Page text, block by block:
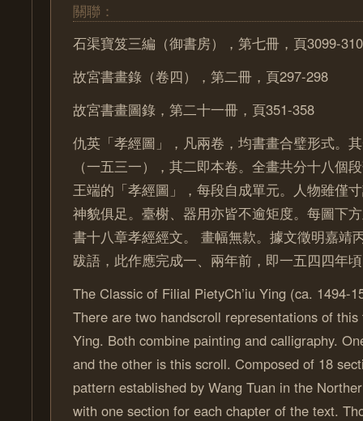
關聯：
石渠寶笈三編（御書房），第七冊，頁3099-
故宮書畫錄（卷四），第二冊，頁297-298
故宮書畫圖錄，第二十一冊，頁351-358
仇英「孝經圖」，凡兩卷，均書畫合璧形式。
（一五三一），其二即本卷。全畫共分十八個
王端的「孝經圖」，每段自成單元。人物雖僅
神貌俱足。臺榭、器用亦皆不逾矩度。每圖下
書十八章孝經經文。 畫幅無款。據文徵明嘉靖
跋語，此作應完成一、兩年前，即一五四四年
The Classic of Filial PietyCh’iu Ying (ca. 1494-
There are two handscroll representations of this
Ying. Both combine painting and calligraphy.
and the other is this scroll. Composed of 18
pattern established by Wang Tuan in the
with one section for each chapter of the text.